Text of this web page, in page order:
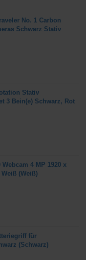
No. 1 Carbon
Schwarz Stativ
Stativ
3 Bein(e) Schwarz, Rot
4 MP 1920 x
Weiß (Weiß)
für
(Schwarz)